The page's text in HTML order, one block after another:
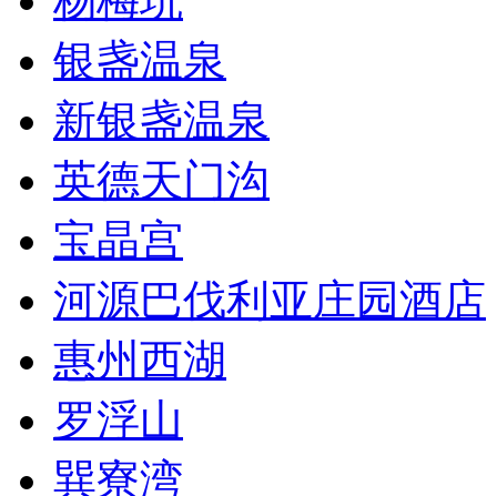
银盏温泉
新银盏温泉
英德天门沟
宝晶宫
河源巴伐利亚庄园酒店
惠州西湖
罗浮山
巽寮湾